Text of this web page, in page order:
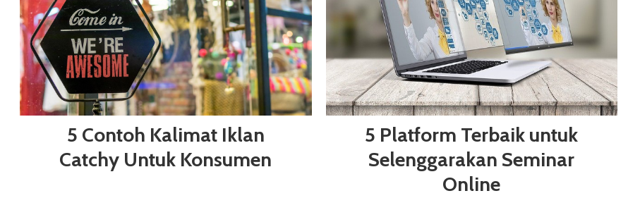
5 Contoh Kalimat Iklan
Catchy Untuk Konsumen
5 Platform Terbaik untuk
Selenggarakan Seminar
Online